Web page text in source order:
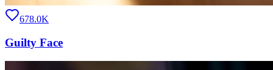
678.0K
Guilty Face